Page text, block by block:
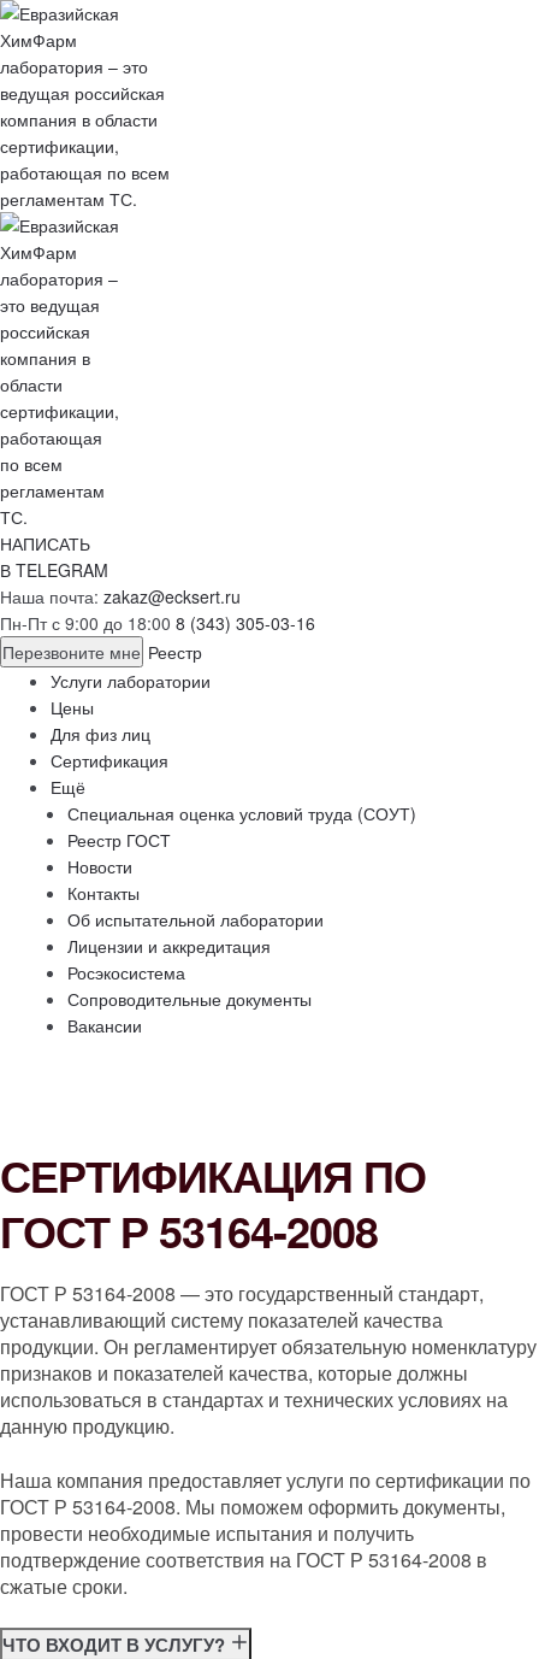
НАПИСАТЬ
В TELEGRAM
Наша почта: zakaz@ecksert.ru
Пн-Пт с 9:00 до 18:00 8 (343) 305-03-16
Перезвоните мне Реестр
Услуги лаборатории
Цены
Для физ лиц
Сертификация
Ещё
Специальная оценка условий труда (СОУТ)
Реестр ГОСТ
Новости
Контакты
Об испытательной лаборатории
Лицензии и аккредитация
Росэкосистема
Сопроводительные документы
Вакансии
СЕРТИФИКАЦИЯ ПО
ГОСТ Р 53164-2008
ГОСТ Р 53164-2008 — это государственный стандарт,
устанавливающий систему показателей качества
продукции. Он регламентирует обязательную номенклатуру
признаков и показателей качества, которые должны
использоваться в стандартах и технических условиях на
данную продукцию.
Наша компания предоставляет услуги по сертификации по
ГОСТ Р 53164-2008. Мы поможем оформить документы,
провести необходимые испытания и получить
подтверждение соответствия на ГОСТ Р 53164-2008 в
сжатые сроки.
ЧТО ВХОДИТ В УСЛУГУ?